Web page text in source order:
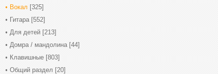
Вокал [325]
Гитара [552]
Для детей [213]
Домра / мандолина [44]
Клавишные [803]
Общий раздел [20]